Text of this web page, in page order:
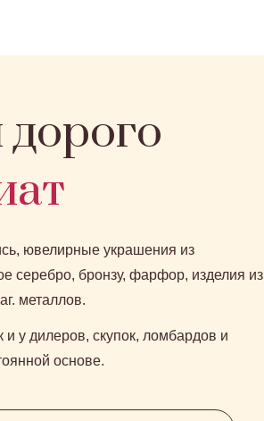
ювелирные украшения из
серебро, бронзу, фарфор, изделия из
металлов.
и у дилеров, скупок, ломбардов и
основе.